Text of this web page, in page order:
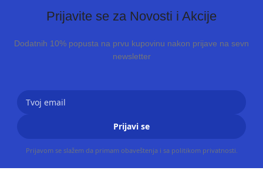
Prijavite se za Novosti i Akcije
Dodatnih 10% popusta na prvu kupovinu nakon prijave na sevn
newsletter
Prijavi se
Prijavom se slažem da primam obaveštenja i sa politikom privatnosti.